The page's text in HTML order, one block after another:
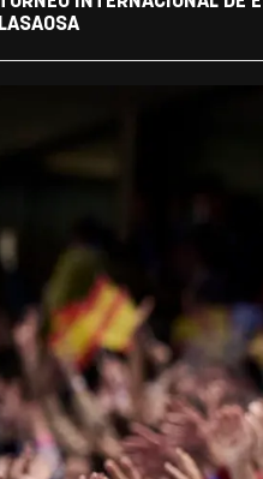
LASAOSA